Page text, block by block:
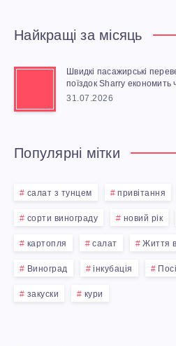
Найкращі за місяць
Швидкі пасажирські
поїздок Sharry економить
31.07.2026
Популярні мітки
салат з тунцем привітання
сорти винограду новий рік
картопля салат Життя
Виноград інкубація
закуски кури